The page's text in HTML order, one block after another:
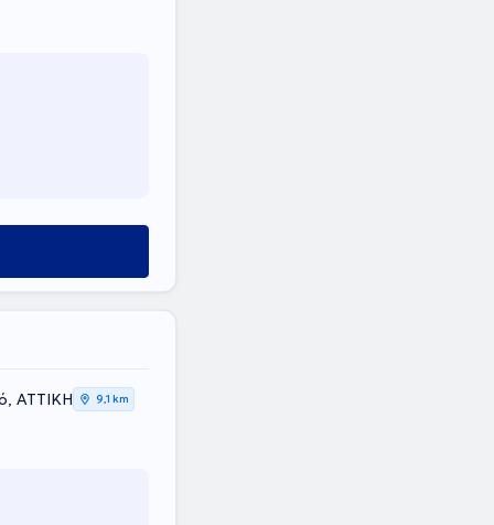
ΑΤΤΙΚΗ 9,1 km